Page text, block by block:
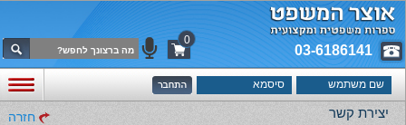
03-6186141
0
יצירת קשר חזרה